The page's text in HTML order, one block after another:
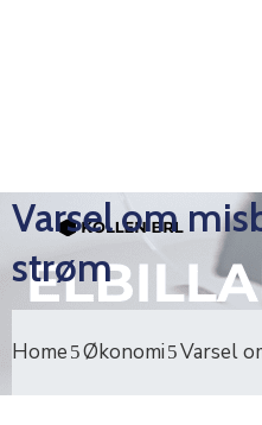
Varsel om
strøm
Home Økonomi Varsel